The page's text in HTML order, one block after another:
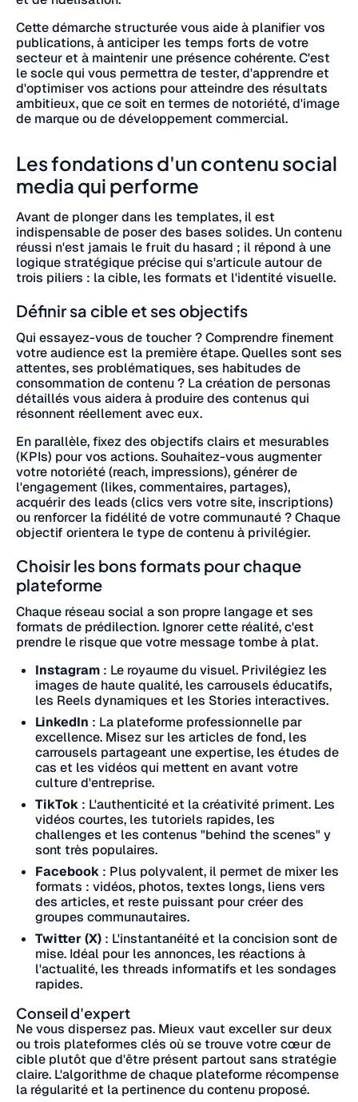
Cette démarche structurée vous aide à planifier vos
publications, à anticiper les temps forts de votre
secteur et à maintenir une présence cohérente. C'est
le socle qui vous permettra de tester, d'apprendre et
d'optimiser vos actions pour atteindre des résultats
ambitieux, que ce soit en termes de notoriété, d'image
de marque ou de développement commercial.
Les fondations d'un contenu social
media qui performe
Avant de plonger dans les templates, il est
indispensable de poser des bases solides. Un contenu
réussi n'est jamais le fruit du hasard ; il répond à une
logique stratégique précise qui s'articule autour de
trois piliers : la cible, les formats et l'identité visuelle.
Définir sa cible et ses objectifs
Qui essayez-vous de toucher ? Comprendre finement
votre audience est la première étape. Quelles sont ses
attentes, ses problématiques, ses habitudes de
consommation de contenu ? La création de personas
détaillés vous aidera à produire des contenus qui
résonnent réellement avec eux.
En parallèle, fixez des objectifs clairs et mesurables
(KPIs) pour vos actions. Souhaitez-vous augmenter
votre notoriété (reach, impressions), générer de
l'engagement (likes, commentaires, partages),
acquérir des leads (clics vers votre site, inscriptions)
ou renforcer la fidélité de votre communauté ? Chaque
objectif orientera le type de contenu à privilégier.
Choisir les bons formats pour chaque
plateforme
Chaque réseau social a son propre langage et ses
formats de prédilection. Ignorer cette réalité, c'est
prendre le risque que votre message tombe à plat.
Instagram : Le royaume du visuel. Privilégiez les
images de haute qualité, les carrousels éducatifs,
les Reels dynamiques et les Stories interactives.
LinkedIn : La plateforme professionnelle par
excellence. Misez sur les articles de fond, les
carrousels partageant une expertise, les études de
cas et les vidéos qui mettent en avant votre
culture d'entreprise.
TikTok : L'authenticité et la créativité priment. Les
vidéos courtes, les tutoriels rapides, les
challenges et les contenus "behind the scenes" y
sont très populaires.
Facebook : Plus polyvalent, il permet de mixer les
formats : vidéos, photos, textes longs, liens vers
des articles, et reste puissant pour créer des
groupes communautaires.
Twitter (X) : L'instantanéité et la concision sont de
mise. Idéal pour les annonces, les réactions à
l'actualité, les threads informatifs et les sondages
rapides.
Conseil d'expert
Ne vous dispersez pas. Mieux vaut exceller sur deux
ou trois plateformes clés où se trouve votre cœur de
cible plutôt que d'être présent partout sans stratégie
claire. L'algorithme de chaque plateforme récompense
la régularité et la pertinence du contenu proposé.